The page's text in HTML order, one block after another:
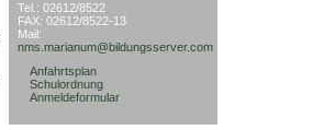
Tel.: 02612/8522
FAX: 02612/8522-13
Mail:
nms.marianum@bildungsserver.com
Anfahrtsplan
Schulordnung
Anmeldeformular